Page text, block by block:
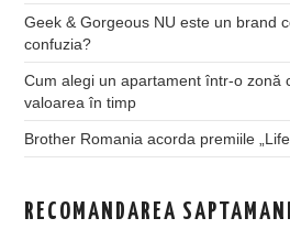
Geek & Gorgeous NU este un brand
confuzia?
Cum alegi un apartament într-o zonă
valoarea în timp
Brother Romania acorda premiile
RECOMANDAREA SAPTAMANII